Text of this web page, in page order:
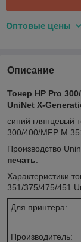
Оптовые цены
Описание
Тонер HP Pro
UniNet X-
синий глянцевый
300/400/MFP M
Производство
печать
Характеристики
351/375/475/451
Для принтера:
Производитель: